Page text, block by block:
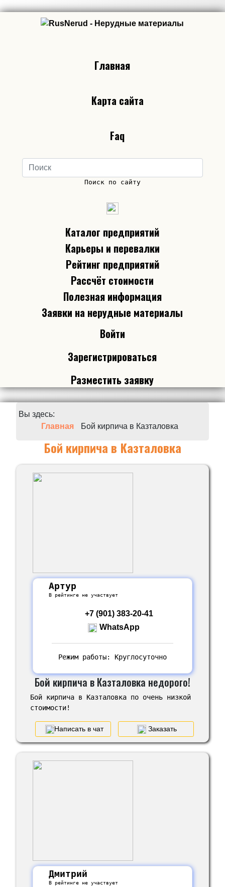
Главная
Карта сайта
Faq
Поиск по сайту
Каталог предприятий
Карьеры и перевалки
Рейтинг предприятий
Рассчёт стоимости
Полезная информация
Заявки на нерудные материалы
Войти
Зарегистрироваться
Разместить заявку
Вы здесь:
Главная
Бой кирпича в Казталовка
Бой кирпича в Казталовка
Артур
В рейтинге не участвует
+7 (901) 383-20-41
WhatsApp
Режим работы: Круглосуточно
Бой кирпича в Казталовка недорого!
Бой кирпича в Казталовка по очень низкой
стоимости!
Написать в чат Заказать
Дмитрий
В рейтинге не участвует